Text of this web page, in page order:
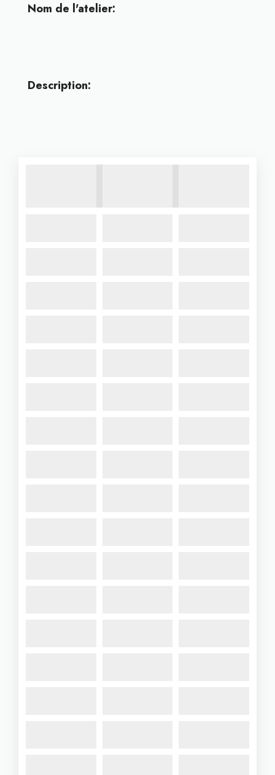
Nom de l'atelier:
Description: